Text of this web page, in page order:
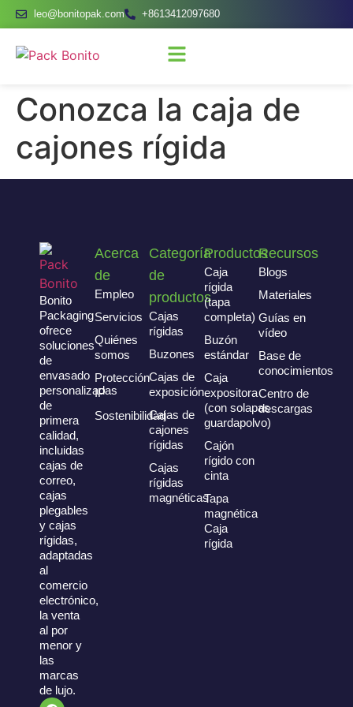
leo@bonitopak.com +8613412097680
Conozca la caja de
cajones rígida
Bonito
Packaging
ofrece
soluciones
de
envasado
personalizadas
de
primera
calidad,
incluidas
cajas de
correo,
cajas
plegables
y cajas
rígidas,
adaptadas
al
comercio
electrónico,
la venta
al por
menor y
las
marcas
de lujo.
Acerca
de
Empleo
Servicios
Quiénes
somos
Protección
IP
Sostenibilidad
Categoría
de
productos
Cajas
rígidas
Buzones
Cajas de
exposición
Cajas de
cajones
rígidas
Cajas
rígidas
magnéticas
Productos
Caja
rígida
(tapa
completa)
Buzón
estándar
Caja
expositora
(con solapas
guardapolvo)
Cajón
rígido con
cinta
Tapa
magnética
Caja
rígida
Recursos
Blogs
Materiales
Guías en
vídeo
Base de
conocimientos
Centro de
descargas